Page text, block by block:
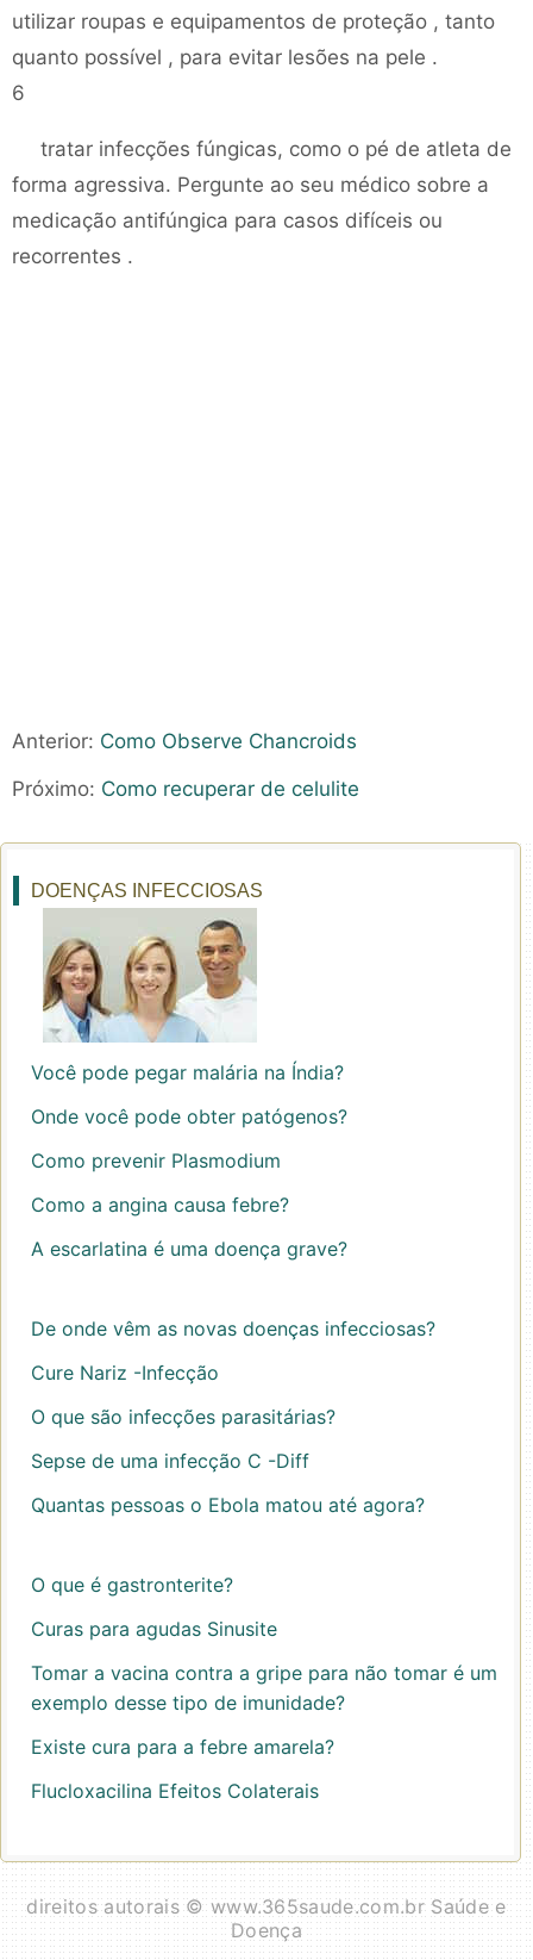
utilizar roupas e equipamentos de proteção , tanto
quanto possível , para evitar lesões na pele .
6
tratar infecções fúngicas, como o pé de atleta de
forma agressiva. Pergunte ao seu médico sobre a
medicação antifúngica para casos difíceis ou
recorrentes .
Anterior: Como Observe Chancroids
Próximo: Como recuperar de celulite
DOENÇAS INFECCIOSAS
Você pode pegar malária na Índia?
Onde você pode obter patógenos?
Como prevenir Plasmodium
Como a angina causa febre?
A escarlatina é uma doença grave?
De onde vêm as novas doenças infecciosas?
Cure Nariz -Infecção
O que são infecções parasitárias?
Sepse de uma infecção C -Diff
Quantas pessoas o Ebola matou até agora?
O que é gastronterite?
Curas para agudas Sinusite
Tomar a vacina contra a gripe para não tomar é um
exemplo desse tipo de imunidade?
Existe cura para a febre amarela?
Flucloxacilina Efeitos Colaterais
direitos autorais © www.365saude.com.br Saúde e
Doença